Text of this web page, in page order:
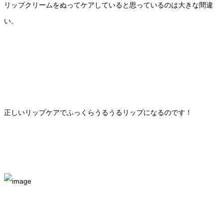
リップクリームをぬってケアしていると思っているのは大きな間違
い。
正しいリップケアでふっくらうるうるリップになるのです！